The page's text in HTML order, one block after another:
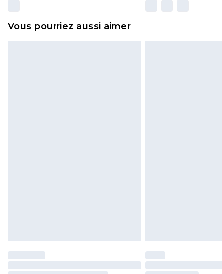
Vous pourriez aussi aimer